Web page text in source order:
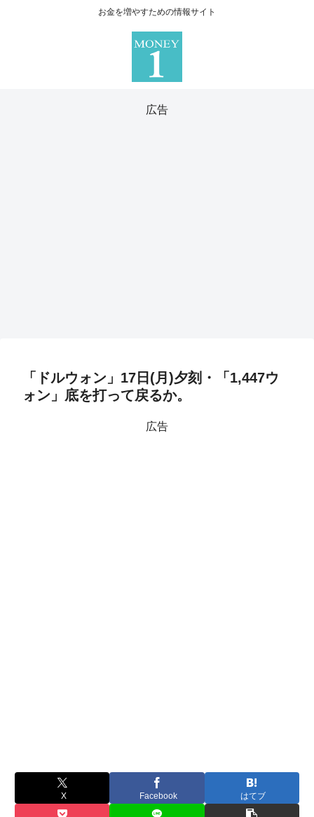
お金を増やすための情報サイト
広告
「ドルウォン」17日(月)夕刻・「1,447ウ
ォン」底を打って戻るか。
広告
X Facebook はてブ